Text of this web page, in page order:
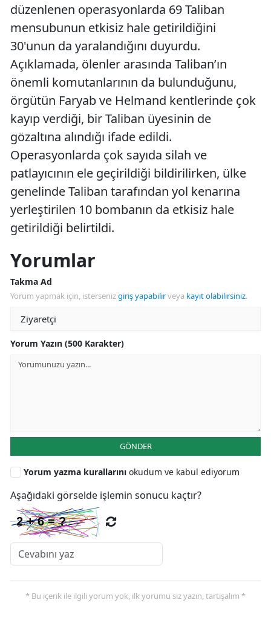
düzenlenen operasyonlarda 69 Taliban
mensubunun etkisiz hale getirildiğini
30'unun da yaralandığını duyurdu.
Açıklamada, ölenler arasında Taliban’ın
önemli komutanlarının da bulunduğunu,
örgütün Faryab ve Helmand kentlerinde çok
kayıp verdiği, bir Taliban üyesinin de
gözaltına alındığı ifade edildi.
Operasyonlarda çok sayıda silah ve
patlayıcının ele geçirildiği bildirilirken, ülke
genelinde Taliban tarafından yol kenarına
yerleştirilen 10 bombanın da etkisiz hale
getirildiği belirtildi.
Yorumlar
Takma Ad
Yorum yapmak için, istersenizgiriş yapabilirveya kayıt olabilirsiniz.
Yorum Yazın (500 Karakter)
GÖNDER
Yorum yazma kurallarını okudum ve kabul ediyorum
Aşağıdaki görselde işlemin sonucu kaçtır?
* Bu içerik ile ilgili yorum yok, ilk yorumu siz yazın, tartışalım *